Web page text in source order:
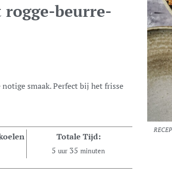
beurre-
Totale Tijd:
5 uur 35 minuten